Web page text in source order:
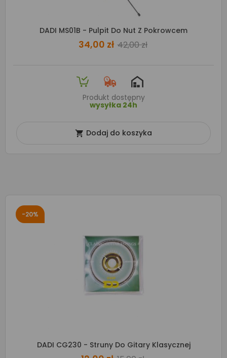
DADI MS01B - Pulpit Do Nut Z Pokrowcem
34,00 zł 42,00 zł
Produkt dostępny
wysyłka 24h
 Dodaj do koszyka
-20%
DADI CG230 - Struny Do Gitary Klasycznej